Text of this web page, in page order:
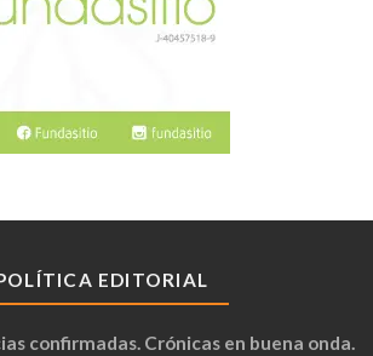
EDITORIAL
confirmadas. Crónicas en buena onda.